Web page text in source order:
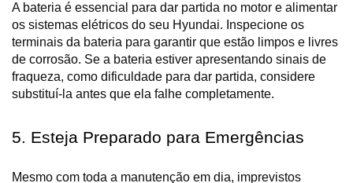
A bateria é essencial para dar partida no motor e alimentar
os sistemas elétricos do seu Hyundai. Inspecione os
terminais da bateria para garantir que estão limpos e livres
de corrosão. Se a bateria estiver apresentando sinais de
fraqueza, como dificuldade para dar partida, considere
substituí-la antes que ela falhe completamente.
5. Esteja Preparado para Emergências
Mesmo com toda a manutenção em dia, imprevistos